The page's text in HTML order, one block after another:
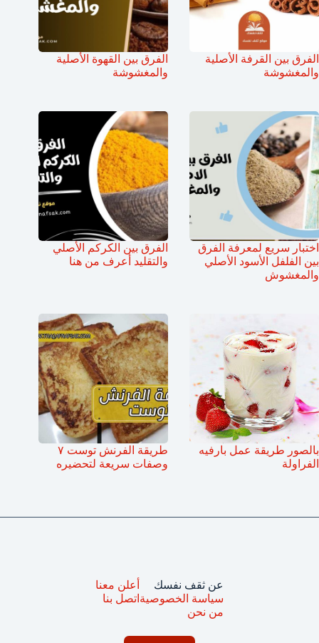
الفرق بين القرفة الأصلية
والمغشوشة
الفرق بين القهوة الأصلية
والمغشوشة
اختبار سريع لمعرفة الفرق
بين الفلفل الأسود الأصلي
والمغشوش
الفرق بين الكركم الأصلي
والتقليد أعرف من هنا
بالصور طريقة عمل بارفيه
الفراولة
طريقة الفرنش توست ٧
وصفات سريعة لتحضيره
عن ثقف نفسك
سياسة الخصوصية
من نحن
أعلن معنا
اتصل بنا